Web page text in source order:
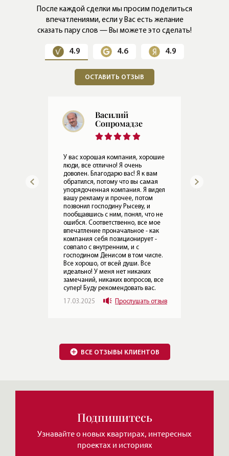
После каждой сделки мы просим поделиться
впечатлениями,если у Вас есть желание
сказать пару слов — Вы можете это сделать!
4.9 4.6 4.9
ОСТАВИТЬ ОТЗЫВ
Евгений
Герасимов
Все в порядке, Леониду привет. По
работе Ирины все хорошо.
08.05.2024
Прослушать отзыв
ВСЕ ОТЗЫВЫ КЛИЕНТОВ
Подпишитесь
ЧИТАТЬ MAX
ЧИТАТЬ ТЕЛЕГРАМ